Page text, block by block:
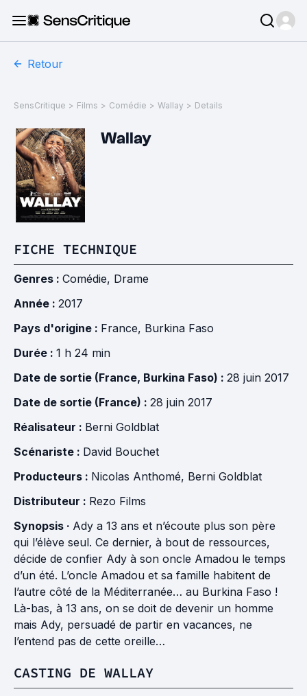
Retour
SensCritique > Films > Comédie > Wallay > Details
Wallay
FICHE TECHNIQUE
Genres : Comédie, Drame
Année : 2017
Pays d'origine : France, Burkina Faso
Durée : 1 h 24 min
Date de sortie (France, Burkina Faso) : 28 juin 2017
Date de sortie (France) : 28 juin 2017
Réalisateur : Berni Goldblat
Scénariste : David Bouchet
Producteurs : Nicolas Anthomé, Berni Goldblat
Distributeur : Rezo Films
Synopsis · Ady a 13 ans et n’écoute plus son père
qui l’élève seul. Ce dernier, à bout de ressources,
décide de confier Ady à son oncle Amadou le temps
d’un été. L’oncle Amadou et sa famille habitent de
l’autre côté de la Méditerranée… au Burkina Faso !
Là-bas, à 13 ans, on se doit de devenir un homme
mais Ady, persuadé de partir en vacances, ne
l’entend pas de cette oreille…
CASTING DE WALLAY